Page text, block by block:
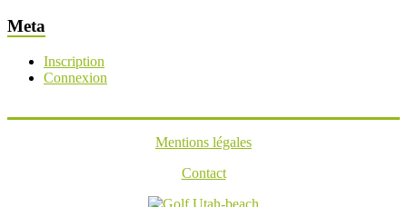
Meta
Inscription
Connexion
Mentions légales
Contact